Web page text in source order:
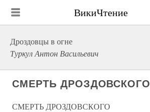
ВикиЧтение
Дроздовцы в огне
Туркул Антон Васильевич
СМЕРТЬ ДРОЗДОВСКОГО
СМЕРТЬ ДРОЗДОВСКОГО